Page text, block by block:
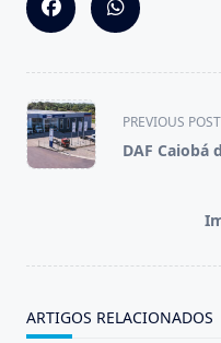
<span
class="nav-
subtitle
PREVIOUS POST
DAF Caiobá
ARTIGOS RELACIONADOS